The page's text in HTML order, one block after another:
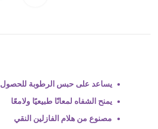
يساعد على حبس الرطوبة
يمنح الشفاه لمعانًا طبيعيًا ولامعًا
مصنوع من هلام الفازلين النقي